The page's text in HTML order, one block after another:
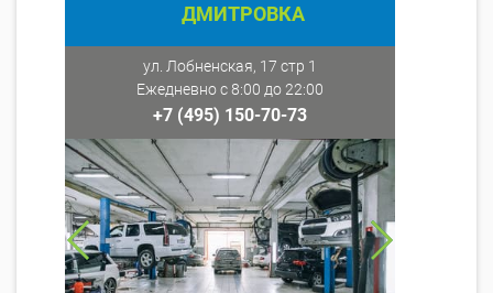
ДМИТРОВКА
ул. Лобненская, 17 стр 1
Ежедневно с 8:00 до 22:00
+7 (495) 150-70-73